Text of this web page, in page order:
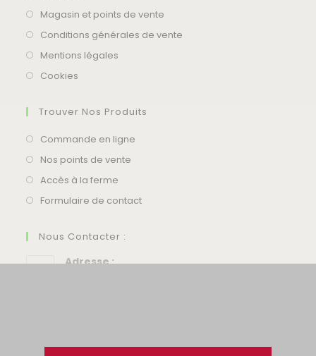
Magasin et points de vente
Conditions générales de vente
Mentions légales
Cookies
Trouver Nos Produits
Commande en ligne
Nos points de vente
Accès à la ferme
Formulaire de contact
Nous Contacter :
Adresse :
Christelle :